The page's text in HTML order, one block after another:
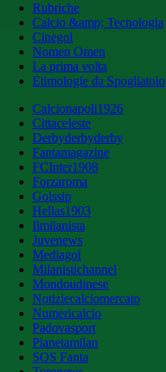
Rubriche
Calcio &amp; Tecnologia
Cinegol
Nomen Omen
La prima volta
Etimologie da Spogliatoio
Calcionapoli1926
Cittaceleste
Derbyderbyderby
Fantamagazine
FCInter1908
Forzaroma
Golssip
Hellas1903
Ilmilanista
Juvenews
Mediagol
Milanistichannel
Mondoudinese
Notiziecalciomercato
Numericalcio
Padovasport
Pianetamilan
SOS Fanta